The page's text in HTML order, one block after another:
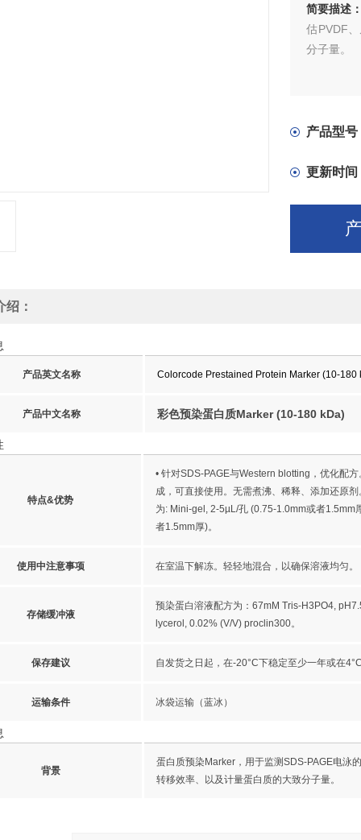
简要描述
估PVDF
分子量。
产品型号
更新时间
绍：
产品英文名称 Colorcode Prestained Protein Marker (10-180
产品中文名称 彩色预染蛋白质Marker (10-180 kDa)
特点&优势
• 针对SDS-PAGE与Western blotting，优化配
成，可直接使用。无需煮沸、稀释、添加还原
为: Mini-gel, 2-5µL/孔 (0.75-1.0mm或者
者1.5mm厚)。
使用中注意事项 在室温下解冻。轻轻地混合，以确保溶液均匀。
存储缓冲液
预染蛋白溶液配方为：67mM Tris-H3PO4,
lycerol, 0.02% (V/V) proclin300。
保存建议 自发货之日起，在-20°C下稳定至少一年或在
运输条件 冰袋运输（蓝冰）
背景
蛋白质预染Marker，用于监测SDS-PAGE电泳
转移效率、以及计量蛋白质的大致分子量。